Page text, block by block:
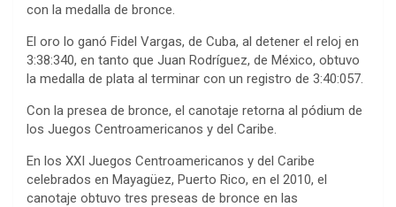
con la medalla de bronce.
El oro lo ganó Fidel Vargas, de Cuba, al detener el reloj en
3:38:340, en tanto que Juan Rodríguez, de México, obtuvo
la medalla de plata al terminar con un registro de 3:40:057.
Con la presea de bronce, el canotaje retorna al pódium de
los Juegos Centroamericanos y del Caribe.
En los XXI Juegos Centroamericanos y del Caribe
celebrados en Mayagüez, Puerto Rico, en el 2010, el
canotaje obtuvo tres preseas de bronce en las